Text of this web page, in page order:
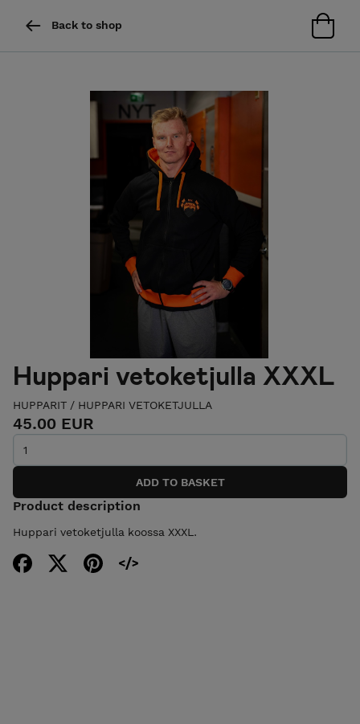
Back to shop
Huppari vetoketjulla XXXL
HUPPARIT / HUPPARI VETOKETJULLA
45.00 EUR
Product description
Huppari vetoketjulla koossa XXXL.